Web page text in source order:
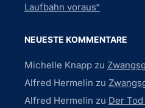
Laufbahn voraus“
NEUESTE KOMMENTARE
Michelle Knapp zu
Alfred Hermelin zu
Alfred Hermelin zu Der